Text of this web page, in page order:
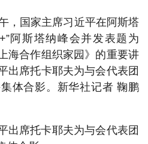
，国家主席习近平在阿斯塔
阿斯塔纳峰会并发表题为
海合作组织家园》的重要讲
出席托卡耶夫为与会代表团
体合影。新华社记者 鞠鹏
出席托卡耶夫为与会代表团